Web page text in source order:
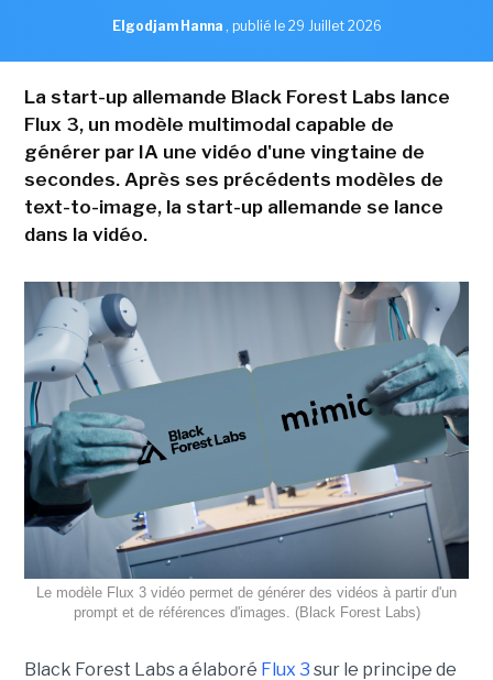
Elgodjam Hanna , publié le 29 Juillet 2026
La start-up allemande Black Forest Labs lance
Flux 3, un modèle multimodal capable de
générer par IA une vidéo d'une vingtaine de
secondes. Après ses précédents modèles de
text-to-image, la start-up allemande se lance
dans la vidéo.
Le modèle Flux 3 vidéo permet de générer des vidéos à partir d'un
prompt et de références d'images. (Black Forest Labs)
Black Forest Labs a élaboré Flux 3 sur le principe de